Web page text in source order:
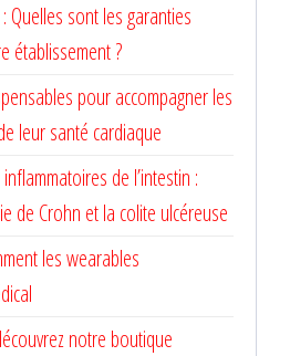
Quelles sont les garanties
établissement ?
pour accompagner les
leur santé cardiaque
de l’intestin :
de Crohn et la colite ulcéreuse
les wearables
notre boutique